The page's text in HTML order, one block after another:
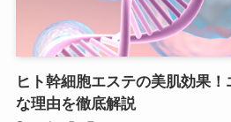
ヒト幹細胞エステの美肌効果
な理由を徹底解説